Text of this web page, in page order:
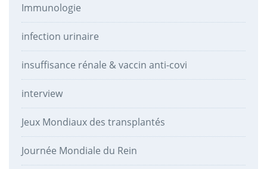
Immunologie
infection urinaire
insuffisance rénale & vaccin anti-covi
interview
Jeux Mondiaux des transplantés
Journée Mondiale du Rein